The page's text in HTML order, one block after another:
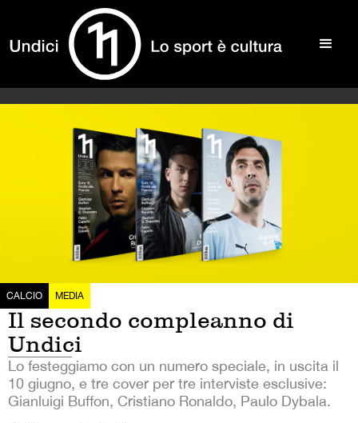
CALCIO MEDIA
Il secondo compleanno di
Undici
Lo festeggiamo con un numero speciale, in uscita il
10 giugno, e tre cover per tre interviste esclusive:
Gianluigi Buffon, Cristiano Ronaldo, Paulo Dybala.